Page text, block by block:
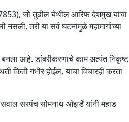
जो तुढील येथील आरिफ देशमुख यांचा
तरी या सर्व घटनांमुळे महामार्गाच्या
बनला आहे. डांबरीकरणाचे काम अत्यंत निकृष्ट
किती गंभीर होईल, याचा विचारही करता
सवाल सरपंच सोमनाथ ओझर्डे यांनी महाड